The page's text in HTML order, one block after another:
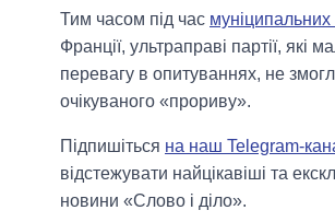
Тим часом під час муніципальних
Франції, ультраправі партії, які
перевагу в опитуваннях, не
очікуваного «прориву».
Підпишіться на наш Telegram-
відстежувати найцікавіші та
новини «Слово і діло».